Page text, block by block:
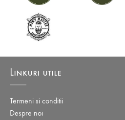
Linkuri utile
Termeni si conditii
Despre noi